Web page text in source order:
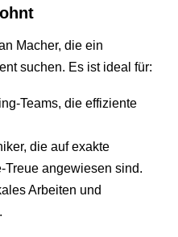
Macher, die ein
suchen. Es ist ideal für:
Teams, die effiziente
die auf exakte
Treue angewiesen sind.
Arbeiten und